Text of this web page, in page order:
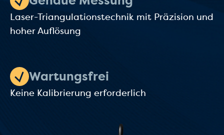
Laser-Triangulationstechnik mit Präzision und
hoher Auflösung
Wartungsfrei
Keine Kalibrierung erforderlich